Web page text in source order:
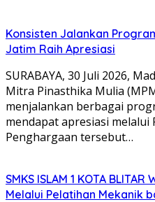
Konsisten Jalankan
Jatim Raih Apresiasi
SURABAYA, 30 Juli 2026,
Mitra Pinasthika Mulia
menjalankan berbagai
mendapat apresiasi melalui
Penghargaan tersebut…
SMKS ISLAM 1 KOTA
Melalui Pelatihan Mekanik